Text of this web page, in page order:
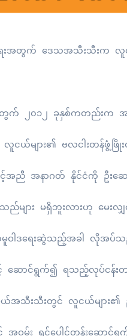
းရေးအတွက် ဒေသအသီးသီ
းအတွက် ၂၀၁၂ ခုနှစ်ကတည်
များ၏ ဗလငါးတန်ဖွံ့ဖြို
ညီ အနာဂတ် နိုင်ငံကို ဦးဆေ
း မရှိဘူးလားဟု မေးလျှ
ာမူဝါဒရေးဆွဲသည့်အခါ လို
င့် ဆောင်ရွက်၍ ရသည့်လုပ်ငန်
းသီးတွင် လူငယ်များ၏ ဦး